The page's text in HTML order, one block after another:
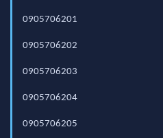
0905706201
0905706202
0905706203
0905706204
0905706205